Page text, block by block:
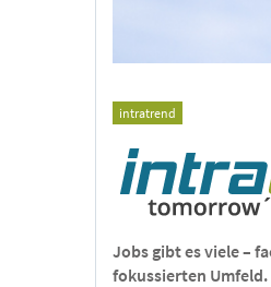
intratrend
Jobs gibt es viele –
fokussierten Umfeld.